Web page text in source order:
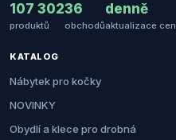
107 302
produktů
36
obchodů
denně
aktualizace cen
KATALOG
Nábytek pro kočky
NOVINKY
Obydlí a klece pro drobná